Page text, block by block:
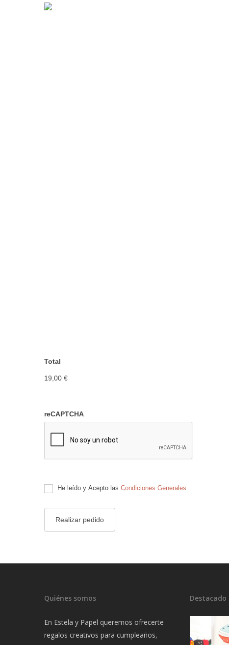
Total
19,00 €
reCAPTCHA
He leído y Acepto las Condiciones Generales
Quiénes somos
En Estela y Papel queremos ofrecerte
regalos creativos para cumpleaños,
Destacado